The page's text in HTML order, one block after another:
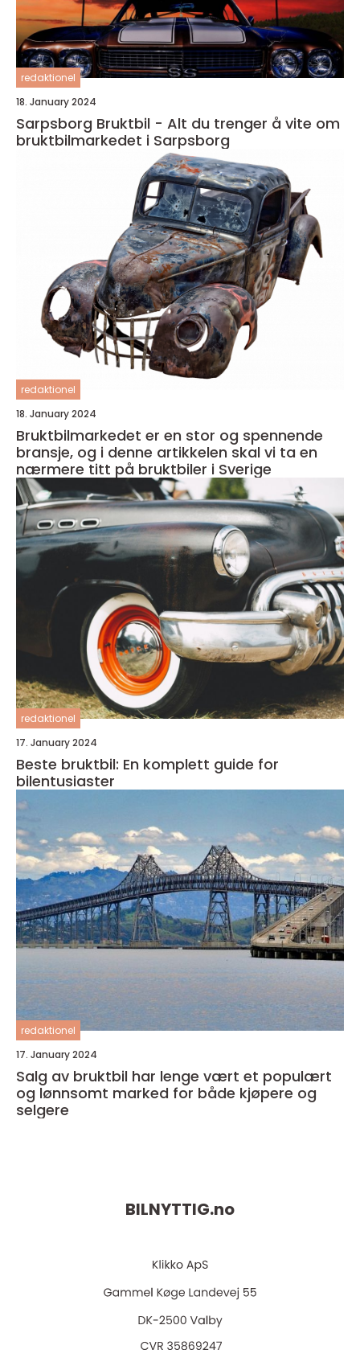
redaktionel
18. January 2024
Sarpsborg Bruktbil - Alt du trenger å vite om
bruktbilmarkedet i Sarpsborg
redaktionel
18. January 2024
Bruktbilmarkedet er en stor og spennende
bransje, og i denne artikkelen skal vi ta en
nærmere titt på bruktbiler i Sverige
redaktionel
17. January 2024
Beste bruktbil: En komplett guide for
bilentusiaster
redaktionel
17. January 2024
Salg av bruktbil har lenge vært et populært
og lønnsomt marked for både kjøpere og
selgere
BILNYTTIG.no